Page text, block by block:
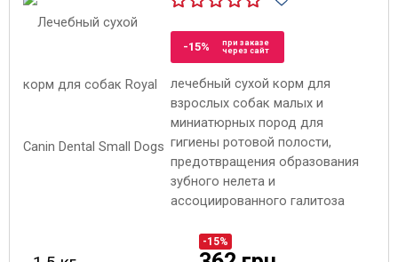
-15%
при заказе
через сайт
лечебный сухой корм для
взрослых собак малых и
миниатюрных пород для
гигиены ротовой полости,
предотвращения образования
зубного нелета и
ассоциированного галитоза
-15%